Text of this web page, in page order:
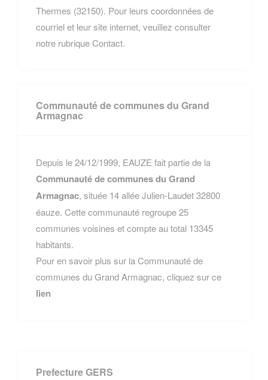
Thermes (32150). Pour leurs coordonnées de
courriel et leur site internet, veuillez consulter
notre rubrique Contact.
Communauté de communes du Grand
Armagnac
Depuis le 24/12/1999, EAUZE fait partie de la
Communauté de communes du Grand
Armagnac, située 14 allée Julien-Laudet 32800
éauze. Cette communauté regroupe 25
communes voisines et compte au total 13345
habitants.
Pour en savoir plus sur la Communauté de
communes du Grand Armagnac, cliquez sur ce
lien
Prefecture GERS